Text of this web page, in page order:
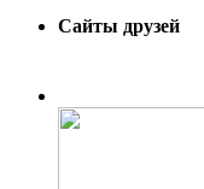
Сайты друзей